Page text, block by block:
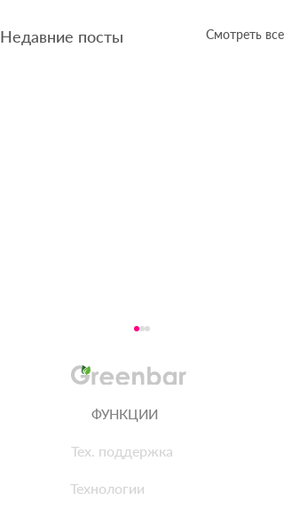
Недавние посты Смотреть все
агрокласса:
ФУНКЦИИ
Тех. поддержка
Технологии